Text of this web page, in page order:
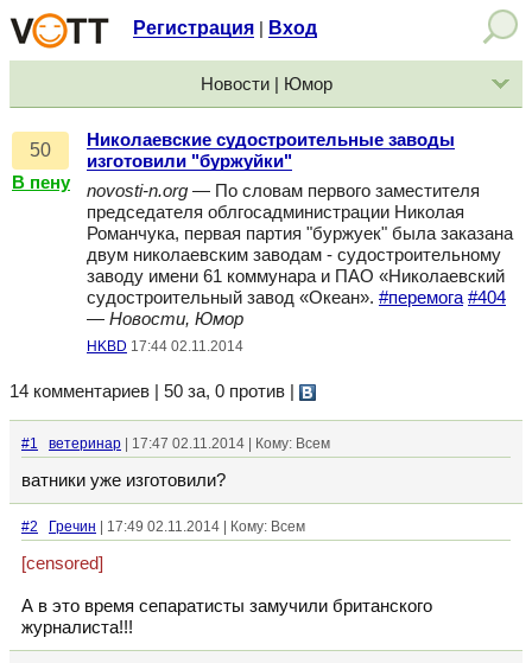
Регистрация Вход
Новости | Юмор
50
В пену
Николаевские судостроительные заводы
изготовили "буржуйки"
novosti-n.org — По словам первого заместителя
председателя облгосадминистрации Николая
Романчука, первая партия "буржуек" была заказана
двум николаевским заводам - судостроительному
заводу имени 61 коммунара и ПАО «Николаевский
судостроительный завод «Океан». #перемога #404
— Новости, Юмор
HKBD 17:44 02.11.2014
14 комментариев | 50 за, 0 против
#1 ветеринар | 17:47 02.11.2014 | Кому: Всем
ватники уже изготовили?
#2 Гречин | 17:49 02.11.2014 | Кому: Всем
[censored]
А в это время сепаратисты замучили британского
журналиста!!!